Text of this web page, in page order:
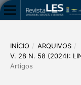
INÍCIO / ARQUIVOS /
V. 28 N. 58 (2024):
Artigos